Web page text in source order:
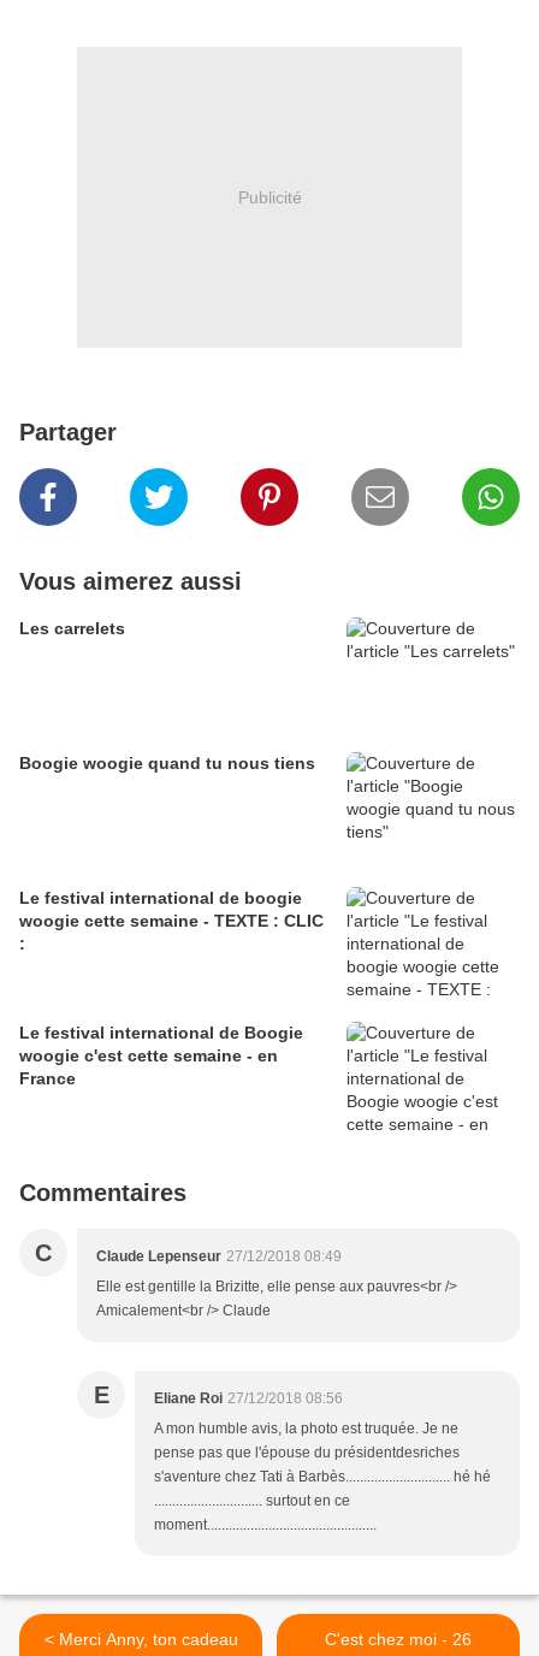
Publicité
Partager
Vous aimerez aussi
Les carrelets
Boogie woogie quand tu nous tiens
Le festival international de boogie
woogie cette semaine - TEXTE : CLIC
:
Le festival international de Boogie
woogie c'est cette semaine - en
France
Commentaires
C Claude Lepenseur 27/12/2018 08:49
Elle est gentille la Brizitte, elle pense aux pauvres<br />
Amicalement<br /> Claude
E Eliane Roi 27/12/2018 08:56
A mon humble avis, la photo est truquée. Je ne
pense pas que l'épouse du présidentdesriches
s'aventure chez Tati à Barbès............................. hé hé
.............................. surtout en ce
moment...............................................
< Merci Anny, ton cadeau
C'est chez moi - 26